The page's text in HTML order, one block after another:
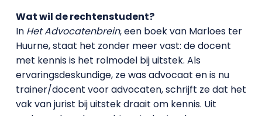
Wat wil de rechtenstudent?
In Het Advocatenbrein, een boek van Marloes ter
Huurne, staat het zonder meer vast: de docent
met kennis is het rolmodel bij uitstek. Als
ervaringsdeskundige, ze was advocaat en is nu
trainer/docent voor advocaten, schrijft ze dat het
vak van jurist bij uitstek draait om kennis. Uit